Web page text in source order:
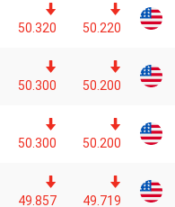
50.220
50.320
50.200
50.300
50.200
50.300
49.719
49.857